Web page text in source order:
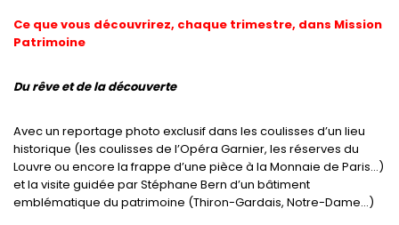
Ce que vous découvrirez, chaque trimestre, dans Mission
Patrimoine
Du rêve et de la découverte
Avec un reportage photo exclusif dans les coulisses d’un lieu
historique (les coulisses de l’Opéra Garnier, les réserves du
Louvre ou encore la frappe d’une pièce à la Monnaie de Paris…)
et la visite guidée par Stéphane Bern d’un bâtiment
emblématique du patrimoine (Thiron-Gardais, Notre-Dame…)